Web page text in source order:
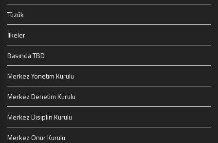
Tüzük
İlkeler
Basında TBD
Merkez Yönetim Kurulu
Merkez Denetim Kurulu
Merkez Disiplin Kurulu
Merkez Onur Kurulu